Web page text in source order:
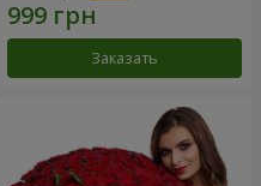
Заказать